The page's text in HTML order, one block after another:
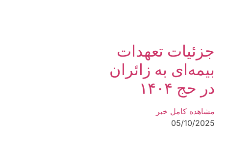
جزئیات تعهدات
بیمه‌ای به زائران
در حج ۱۴۰۴
مشاهده کامل خبر
05/10/2025